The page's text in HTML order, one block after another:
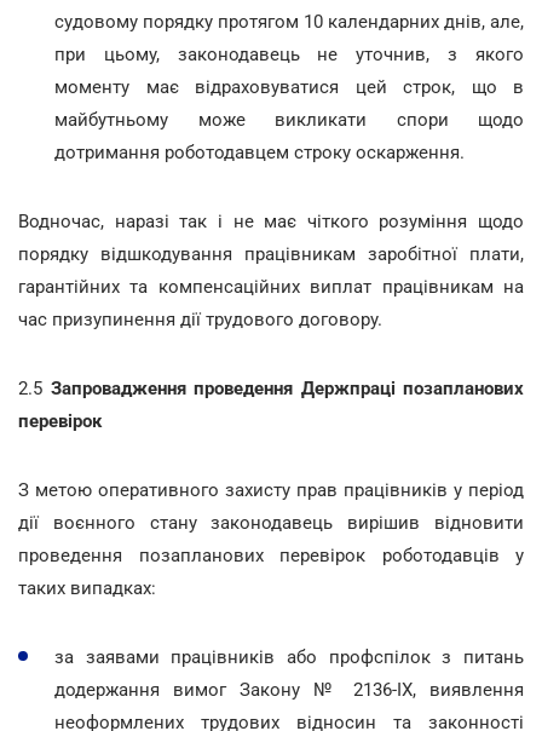
судовому порядку протягом 10 календарних днів, але,
при цьому, законодавець не уточнив, з якого
моменту має відраховуватися цей строк, що в
майбутньому може викликати спори щодо
дотримання роботодавцем строку оскарження.
Водночас, наразі так і не має чіткого розуміння щодо
порядку відшкодування працівникам заробітної плати,
гарантійних та компенсаційних виплат працівникам на
час призупинення дії трудового договору.
2.5 Запровадження проведення Держпраці позапланових
перевірок
З метою оперативного захисту прав працівників у період
дії воєнного стану законодавець вирішив відновити
проведення позапланових перевірок роботодавців у
таких випадках:
за заявами працівників або профспілок з питань
додержання вимог Закону № 2136-ІХ, виявлення
неоформлених трудових відносин та законності